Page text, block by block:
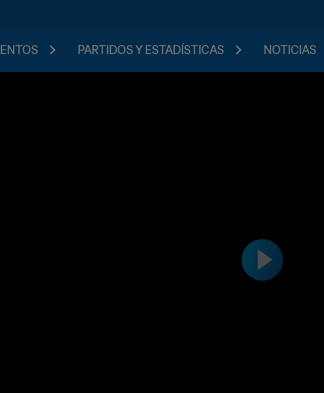
PARTIDOS Y ESTADÍSTICAS NOTICIAS